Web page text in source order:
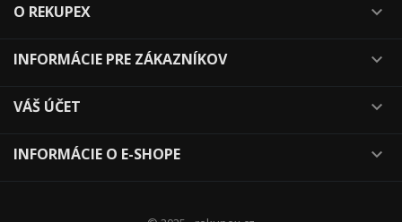
O REKUPEX 
INFORMÁCIE PRE ZÁKAZNÍKOV 
VÁŠ ÚČET 
INFORMÁCIE O E-SHOPE 